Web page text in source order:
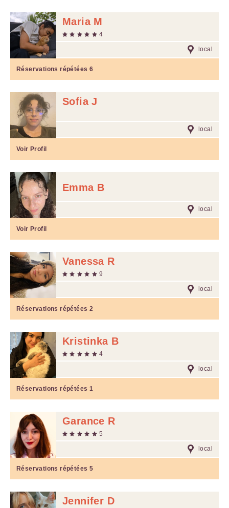
Maria M
4
local
Réservations répétées 6
Sofia J
local
Voir Profil
Emma B
local
Voir Profil
Vanessa R
9
local
Réservations répétées 2
Kristinka B
4
local
Réservations répétées 1
Garance R
5
local
Réservations répétées 5
Jennifer D